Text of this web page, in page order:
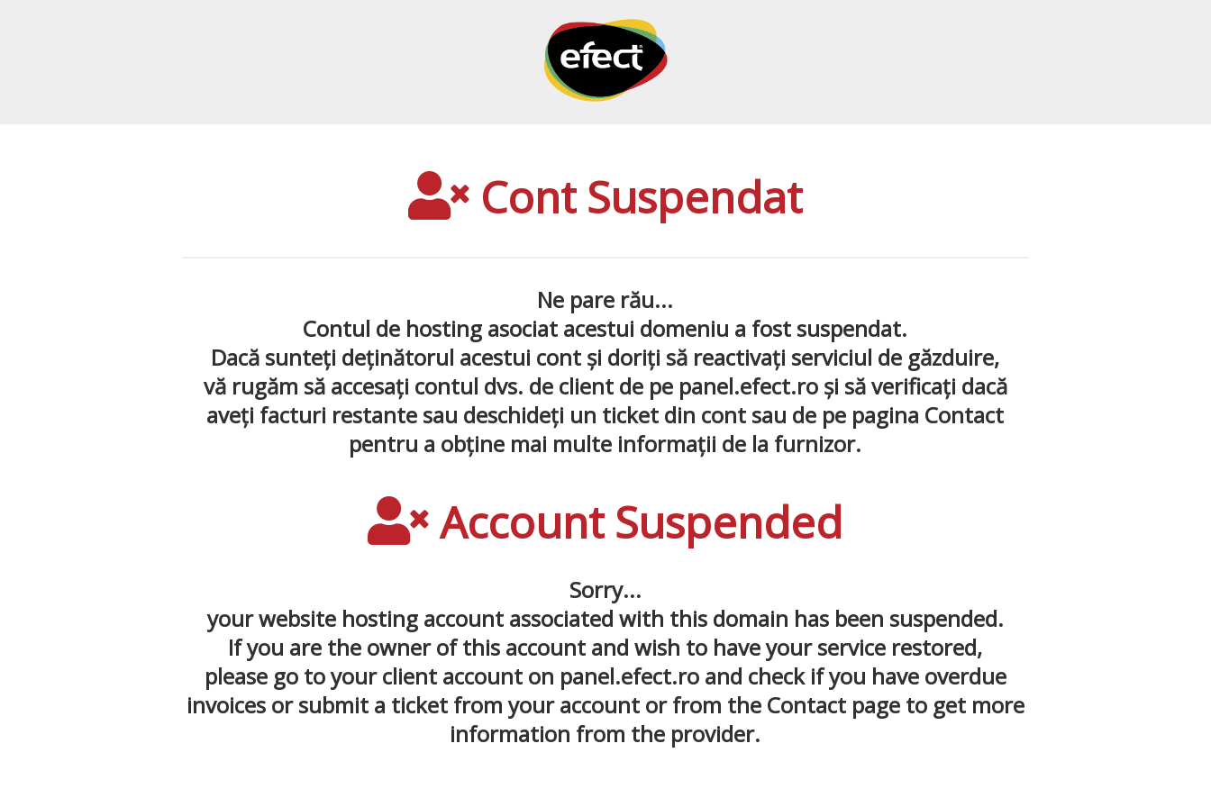
Cont Suspendat
Ne pare rău...
Contul de hosting asociat acestui domeniu a fost suspendat.
Dacă sunteți deținătorul acestui cont și doriți să reactivați serviciul de găzduire,
vă rugăm să accesați contul dvs. de client de pe panel.efect.ro și să verificați dacă
aveți facturi restante sau deschideți un ticket din cont sau de pe pagina Contact
pentru a obține mai multe informații de la furnizor.
Account Suspended
Sorry...
your website hosting account associated with this domain has been suspended.
If you are the owner of this account and wish to have your service restored,
please go to your client account on panel.efect.ro and check if you have overdue
invoices or submit a ticket from your account or from the Contact page to get more
information from the provider.